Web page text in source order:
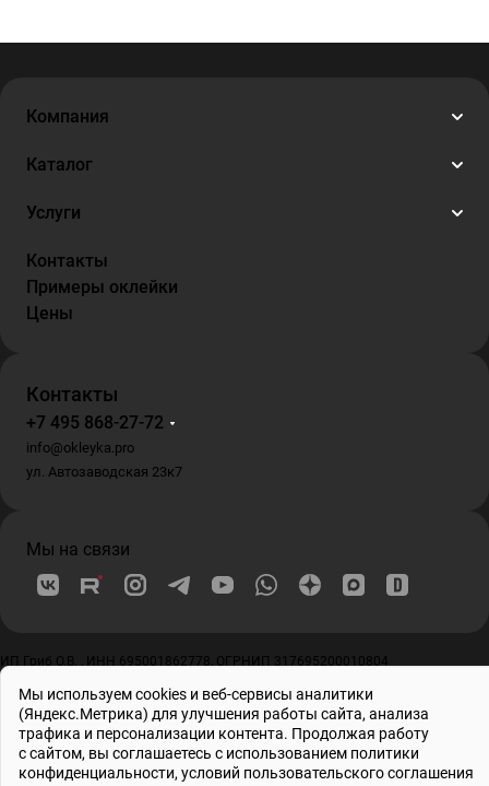
Компания
Каталог
Услуги
Контакты
Примеры оклейки
Цены
Контакты
+7 495 868-27-72
info@okleyka.pro
ул. Автозаводская 23к7
Мы на связи
ИП Гриб О.В. , ИНН 695001862778, ОГРНИП 317695200010804
Мы используем cookies и веб-сервисы аналитики
(Яндекс.Метрика) для улучшения работы сайта, анализа
трафика и персонализации контента. Продолжая работу
с сайтом, вы соглашаетесь с использованием политики
конфиденциальности, условий пользовательского соглашения